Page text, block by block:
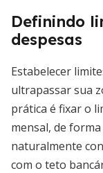
Definindo
despesas
Estabelecer
ultrapassar sua
prática é fixar o
mensal, de
naturalmente
com o teto